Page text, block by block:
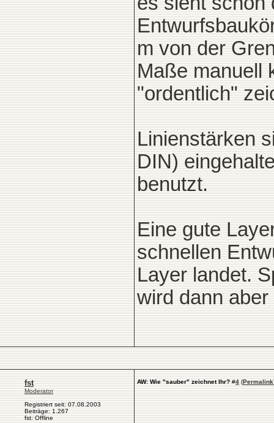
m von der
Maße manuell
"ordentlich"
Linienstärken
DIN)
benutzt.
Eine gute
schnellen
Layer landet.
wird dann
fst
Moderator
Registriert seit: 07.08.2003
Beiträge: 1.267
fst: Offline
AW: Wie "sauber" zeichnet Ihr? #4 (Permalink